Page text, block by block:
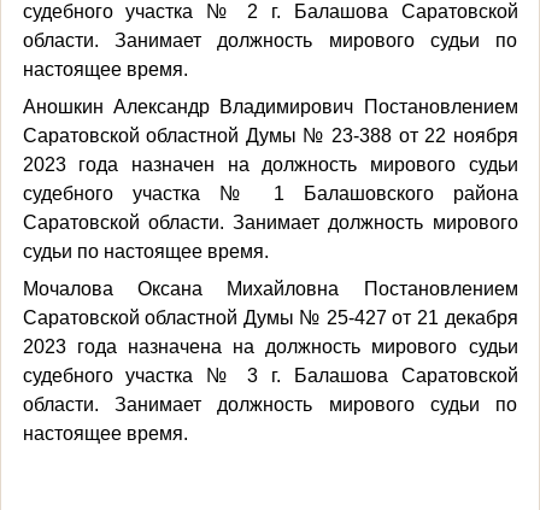
судебного участка № 2 г. Балашова Саратовской
области. Занимает должность мирового судьи по
настоящее время.
Аношкин Александр Владимирович Постановлением
Саратовской областной Думы № 23-388 от 22 ноября
2023 года назначен на должность мирового судьи
судебного участка № 1 Балашовского района
Саратовской области. Занимает должность мирового
судьи по настоящее время.
Мочалова Оксана Михайловна Постановлением
Саратовской областной Думы № 25-427 от 21 декабря
2023 года назначена на должность мирового судьи
судебного участка № 3 г. Балашова Саратовской
области. Занимает должность мирового судьи по
настоящее время.